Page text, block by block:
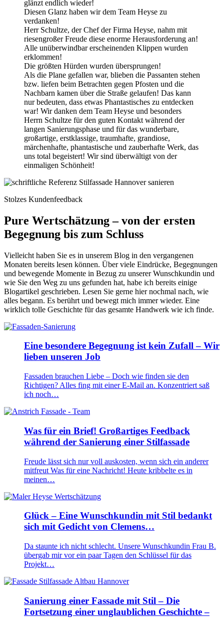
glänzt endlich wieder!
Diesen Glanz haben wir dem Team Heyse zu
verdanken!
Herr Schultze, der Chef der Firma Heyse, nahm mit
riesengroßer Freude diese enorme Herausforderung an!
Alle unüberwindbar erscheinenden Klippen wurden
erklommen!
Die größten Hürden wurden übersprungen!
Als die Plane gefallen war, blieben die Passanten stehen
bzw. liefen beim Betrachten gegen Pfosten und die
Nachbarn kamen über die Straße gelaufen! Das kann
nur bedeuten, dass etwas Phantastisches zu entdecken
war! Wir danken dem Team Heyse und besonders
Herrn Schultze für den guten Kontakt während der
langen Sanierungsphase und für das wunderbare,
großartige, erstklassige, traumhafte, grandiose,
märchenhafte, phantastische und zauberhafte Werk, das
uns total begeistert! Wir sind überwältigt von der
einmaligen Schönheit!
Stolzes Kundenfeedback
Pure Wertschätzung – von der ersten
Begegnung bis zum Schluss
Vielleicht haben Sie es in unserem Blog in den vergangenen
Monaten bereits lesen können. Über viele Eindrücke, Begegnungen
und bewegende Momente in Bezug zu unserer Wunschkundin und
wie Sie den Weg zu uns gefunden hat, habe ich bereits einige
Blogartikel geschrieben. Lesen Sie gerne hier nochmal nach, wie
alles begann. Es berührt und bewegt mich immer wieder. Eine
wirklich tolle Geschichte für das gesamte Handwerk wie ich finde.
Eine besondere Begegnung ist kein Zufall – Wir
lieben unseren Job
Fassaden brauchen Liebe – Doch wie finden sie den
Richtigen? Alles fing mit einer E-Mail an. Konzentriert saß
ich noch…
Was für ein Brief! Großartiges Feedback
während der Sanierung einer Stilfassade
Freude lässt sich nur voll auskosten, wenn sich ein anderer
mitfreut Was für eine Nachricht! Heute kribbelte es in
meinen…
Glück – Eine Wunschkundin mit Stil bedankt
sich mit Gedicht von Clemens…
Da staunte ich nicht schlecht. Unsere Wunschkundin Frau B.
übergab mir vor ein paar Tagen den Schlüssel für das
Projekt…
Sanierung einer Fassade mit Stil – Die
Fortsetzung einer unglaublichen Geschichte –